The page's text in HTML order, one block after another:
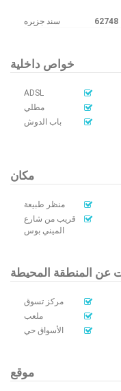
سند جزیره
62748
خواص داخلية
ADSL
مطلي
باب الدوش
مكان
منظر طبيعة
قريب من شارع
الميني بوس
عن المنطقة المحيطة
مركز تسوق
ملعب
الأسواق حي
موقع